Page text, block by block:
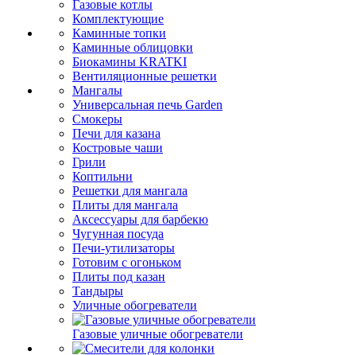
Газовые котлы
Комплектующие
Каминные топки
Каминные облицовки
Биокамины KRATKI
Вентиляционные решетки
Мангалы
Универсальная печь Garden
Смокеры
Печи для казана
Костровые чаши
Грили
Коптильни
Решетки для мангала
Плиты для мангала
Аксессуары для барбекю
Чугунная посуда
Печи-утилизаторы
Готовим с огоньком
Плиты под казан
Тандыры
Уличные обогреватели
Газовые уличные обогреватели